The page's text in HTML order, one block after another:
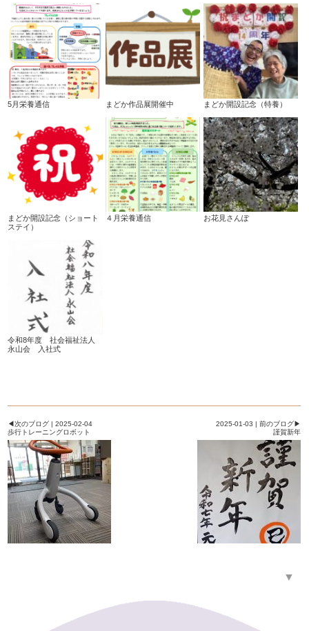
5月栄養通信 まどか作品展開催中 まどか開設記念（特養）
まどか開設記念（ショート
ステイ）
４月栄養通信 お花見さんぽ
令和8年度 社会福祉法人
永山会 入社式
◀次のブログ | 2025-02-04
歩行トレーニングロボット
2025-01-03 | 前のブログ▶
謹賀新年
▼